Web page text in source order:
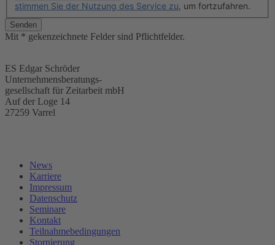
stimmen Sie der Nutzung des Service zu, um fortzufahren.
Senden
Mit * gekenzeichnete Felder sind Pflichtfelder.
ES Edgar Schröder
Unternehmensberatungs-
gesellschaft für Zeitarbeit mbH
Auf der Loge 14
27259 Varrel
News
Karriere
Impressum
Datenschutz
Seminare
Kontakt
Teilnahmebedingungen
Stornierung